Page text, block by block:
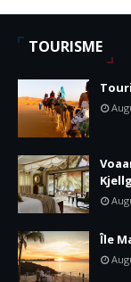
TOURISME
Île